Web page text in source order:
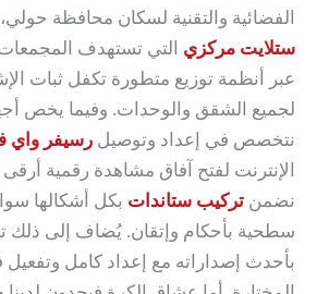
الفضائية والتقنية لسكان محافظة
ستلايت مركزي التي تستهدف
عبر أنظمة توزيع متطورة تكفل ثبات
لجميع الشقق والوحدات. وفيما يخص
نتخصص في إعداد وتوصيل رسيفر واي
الإنترنت لفتح آفاق مشاهدة رقمية أرقى
نضمن تركيب ستاندات بكل أشكالها
سطحية بأحكام وإتقان. يُضاف إلى ذلك
بأحدث إصداراته مع إعداد كامل وتفعيل